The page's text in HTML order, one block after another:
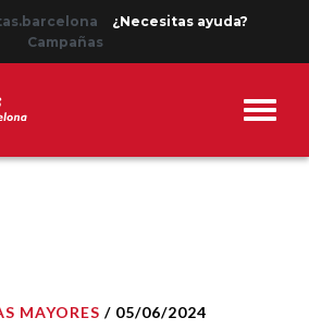
¿Necesitas ayuda?
Campañas
MAYORES / 05/06/2024